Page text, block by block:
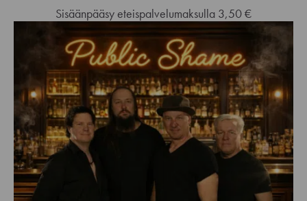
Sisäänpääsy eteispalvelumaksulla 3,50 €